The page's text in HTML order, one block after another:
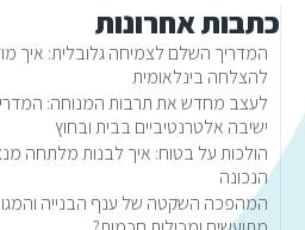
כתבות אחרונות
המדריך השלם לצמיחה גלובלית: איך
להצלחה בינלאומית
לעצב מחדש את תרבות המנוחה:
ישיבה אלטרנטיביים בבית ובחוץ
הולכות על בטוח: איך לבנות מלתחה
הנכונה
המהפכה השקטה של ענף הבנייה